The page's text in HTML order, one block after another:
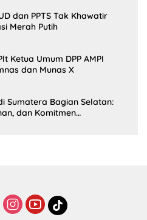
dan PPTS Tak Khawatir
Merah Putih
Ketua Umum DPP AMPI
dan Munas X
Sumatera Bagian Selatan:
dan Komitmen